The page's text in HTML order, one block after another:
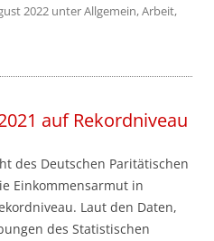
2022 unterAllgemein,Arbeit,
auf Rekordniveau
des Deutschen Paritätischen
Einkommensarmut in
Laut den Daten,
des Statistischen